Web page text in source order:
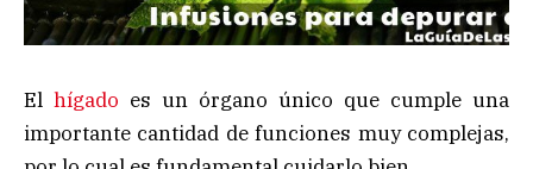
El hígado es un órgano único que cumple una
importante cantidad de funciones muy complejas,